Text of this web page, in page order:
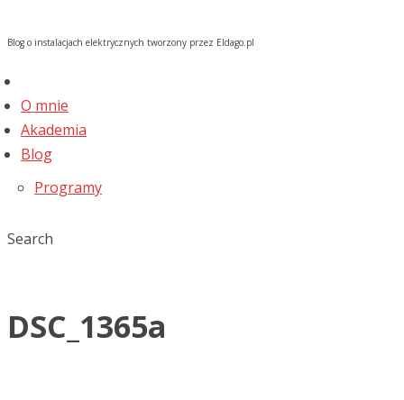
Blog o instalacjach elektrycznych tworzony przez Eldago.pl
O mnie
Akademia
Blog
Programy
Search
DSC_1365a